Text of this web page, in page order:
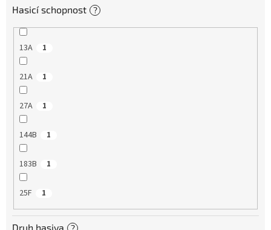
Hasicí schopnost ?
13A 1
21A 1
27A 1
144B 1
183B 1
25F 1
Druh hasiva ?